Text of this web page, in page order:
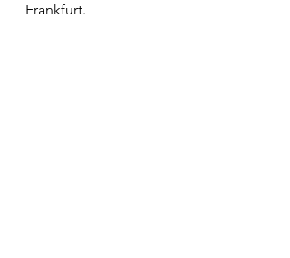
Frankfurt.